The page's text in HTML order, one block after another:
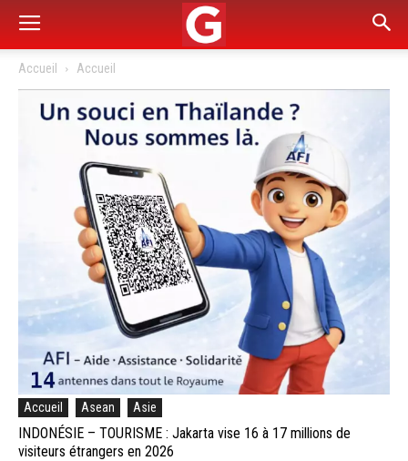
Accueil Accueil
Accueil Asean Asie
INDONÉSIE – TOURISME : Jakarta vise 16 à 17 millions de
visiteurs étrangers en 2026